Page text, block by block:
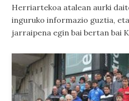
Herriartekoa atalean aurki
inguruko informazio guztia,
jarraipena egin bai bertan bai